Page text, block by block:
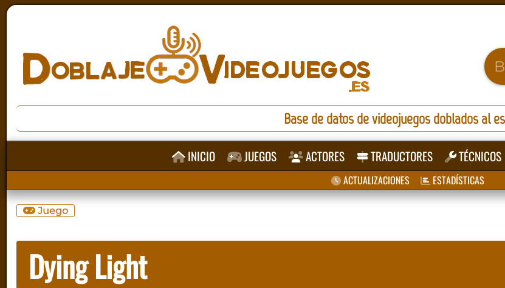
Base de datos de videojuegos doblados al
INICIO JUEGOS ACTORES TRADUCTORES TÉCNICOS
ACTUALIZACIONES ESTADÍSTICAS
Juego
Dying Light